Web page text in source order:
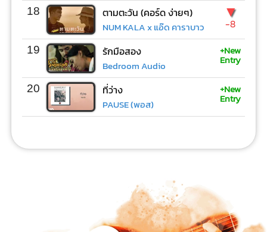
18 ตามตะวัน (คอร์ด ง่ายๆ)
NUM KALA x แอ๊ด คาราบาว
▼
-8
19 รักมือสอง
Bedroom Audio
+New
Entry
20 ที่ว่าง
PAUSE (พอส)
+New
Entry